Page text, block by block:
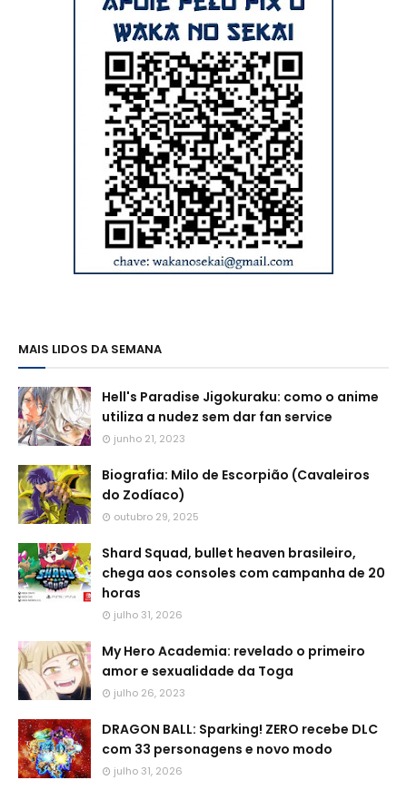
MAIS LIDOS DA SEMANA
Hell's Paradise Jigokuraku: como o anime
utiliza a nudez sem dar fan service
junho 21, 2023
Biografia: Milo de Escorpião (Cavaleiros
do Zodíaco)
outubro 29, 2025
Shard Squad, bullet heaven brasileiro,
chega aos consoles com campanha de 20
horas
julho 31, 2026
My Hero Academia: revelado o primeiro
amor e sexualidade da Toga
julho 26, 2023
DRAGON BALL: Sparking! ZERO recebe DLC
com 33 personagens e novo modo
julho 31, 2026